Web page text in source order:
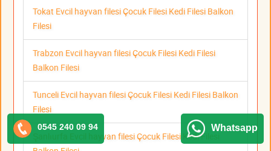
Tokat Evcil hayvan filesi Çocuk Filesi Kedi Filesi Balkon
Filesi
Trabzon Evcil hayvan filesi Çocuk Filesi Kedi Filesi
Balkon Filesi
Tunceli Evcil hayvan filesi Çocuk Filesi Kedi Filesi Balkon
Filesi
Şanlıurfa Evcil hayvan filesi Çocuk Filesi Kedi Filesi
0545 240 09 94 Whatsapp